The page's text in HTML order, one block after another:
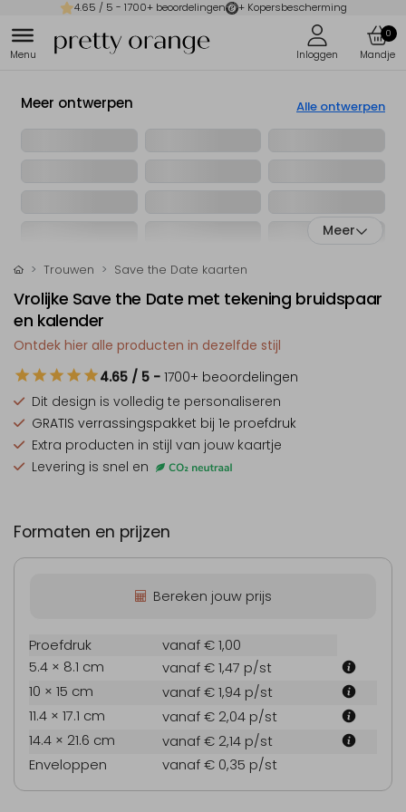
4.65 / 5 - 1700+ beoordelingen + Kopersbescherming
0
Meer ontwerpen Alle ontwerpen
Meer
Trouwen Save the Date kaarten
Vrolijke Save the Date met tekening bruidspaar
en kalender
Ontdek hier alle producten in dezelfde stijl
4.65 / 5 - 1700+ beoordelingen
Dit design is volledig te personaliseren
GRATIS verrassingspakket bij 1e proefdruk
Extra producten in stijl van jouw kaartje
Levering is snel en
Formaten en prijzen
Bereken jouw prijs
Proefdruk
vanaf € 1,00
5.4 × 8.1 cm
vanaf € 1,47 p/st
10 × 15 cm
vanaf € 1,94 p/st
11.4 × 17.1 cm
vanaf € 2,04 p/st
14.4 × 21.6 cm
vanaf € 2,14 p/st
Enveloppen
vanaf € 0,35 p/st